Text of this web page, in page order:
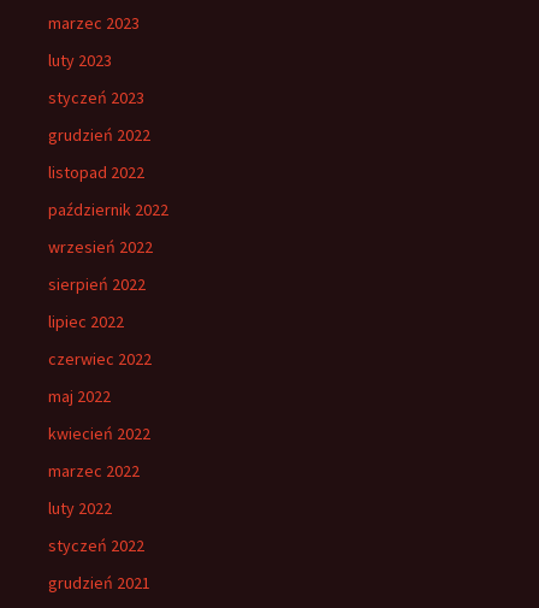
marzec 2023
luty 2023
styczeń 2023
grudzień 2022
listopad 2022
październik 2022
wrzesień 2022
sierpień 2022
lipiec 2022
czerwiec 2022
maj 2022
kwiecień 2022
marzec 2022
luty 2022
styczeń 2022
grudzień 2021